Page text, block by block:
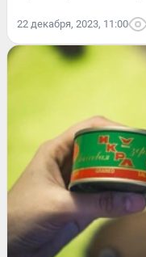
22 декабря, 2023, 11:00